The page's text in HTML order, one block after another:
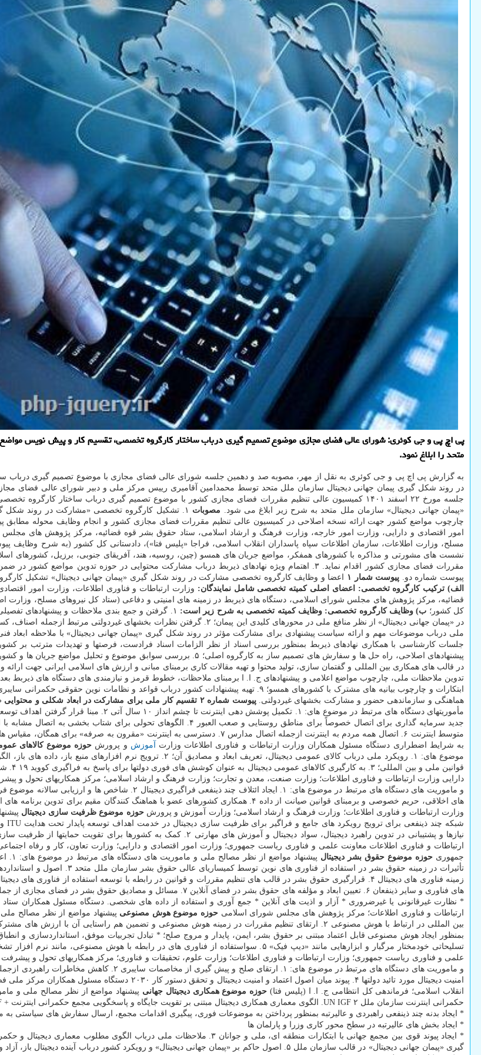
پی اچ پی و جی کوئری: شورای عالی فضای مجازی موضوع تصمیم گیری درباب ساختار کارگروه تخصصی، تقسیم کار و پیش نویس
متحد را ابلاغ نمود.
به گزارش پی اچ پی و جی کوئری به نقل از مهر، مصوبه صد و دهمین جلسه شورای عالی فضای مجازی با موضوع تصمیم گیری درباب
در روند شکل گیری پیمان جهانی دیجیتال سازمان ملل متحد توسط محمدامین آقامیری رییس مرکز ملی و دبیر شورای عالی فضای
جلسه مورخ ۲۲ اسفند ۱۴۰۱ کمیسیون عالی تنظیم مقررات فضای مجازی کشور با موضوع تصمیم گیری درباب
«پیمان جهانی دیجیتال» سازمان ملل متحد به شرح زیر ابلاغ می شود. مصوبات
۱. تشکیل کارگروه تخصصی «مشارکت در روند شکل
چارچوب مواضع کشور جهت ارائه نسخه اصلاحی در کمیسیون عالی تنظیم مقررات فضای مجازی کشور و انجام وظایف محوله
امور اقتصادی و دارایی، وزارت امور خارجه، وزارت فرهنگ و ارشاد اسلامی، ستاد حقوق بشر قوه قضائیه، مرکز پژوهش های
مقررات فضای مجازی کشور اقدام نماید. ۳. اهتمام ویژه نهادهای ذیربط درباب مشارکت محتوایی در حوزه
پیوست شماره دو. پیوست شمار ۱
اعضا و وظایف کارگروه تخصصی مشارکت در روند شکل گیری «پیمان جهانی دیجیتال» تشکیل
الف) ترکیب کارگروه تخصصی: اعضای اصلی کمیته تخصصی شامل نمایندگان: وزارت ارتباطات و فناوری اطلاعات، وزارت امور
قضائیه، مرکز پژوهش های مجلس شورای اسلامی، دستگاه های ذیربط در زمینه های امنیتی و دفاعی (ستاد کل نیروهای مسلح، وزارت
کل کشور؛ ب) وظایف کارگروه تخصصی: وظایف کمیته تخصصی به شرح زیر است:
۱. گرفتن و جمع بندی ملاحظات و پیشنهادهای
جلسات کارشناسی با همکاری نهادهای ذیربط بمنظور بررسی اسناد از نظر الزامات اسناد فرادست، فرصتها و تهدیدات مترتب بر
هماهنگی و سازماندهی حضور و مشارکت بخشهای غیردولتی.پیوست شماره ۲ تقسیم کار ملی برای مشارکت در ابعاد شکلی و محتوایی
به شرایط اضطراری دستگاه مسئول همکاران وزارت ارتباطات و فناوری اطلاعات وزارت
آموزش و پرورش حوزه موضوع کالاهای
موضوع های: ۱. رویکرد ملی درباب کالای عمومی دیجیتال، تعریف ابعاد و
دارایی وزارت ارتباطات و فناوری اطلاعات؛ وزارت صنعت، معدن و تجارت؛ وزارت فرهنگ و ارشاد اسلامی؛ مرکز همکاریهای تحول و
های اخلاقی، حریم خصوصی و برمبنای قوانین صیانت از داده ۴. همکاری کشورهای عضو با هماهنگ
وزارت ارتباطات و فناوری اطلاعات؛ وزارت فرهنگ و ارشاد اسلامی؛ وزارت آموزش و پرورشحوزه موضوع ظرفیت سازی دیجیتال
نیازها و پشتیبانی در تدوین راهبرد دیجیتال، سواد دیجیتال و آموزش های مهارتی
ارتباطات و فناوری اطلاعات معاونت علمی و فناوری ریاست جمهوری؛ وزارت امور اقتصادی و دارایی؛ وزارت تعاون، کار و رفاه
جمهوری حوزه موضوع حقوق بشر دیجیتال
تأثیرات در زمینه حقوق بشر در استفاده از فناوری های نوین توسط کمیساریای عالی حقوق بشر سازمان ملل متحد ۳. اصول و استانداردهای حقوق بشر در تعیین
های فناوری و سایر ذینفعان ۶. تعیین ابعاد و مؤلفه های حقوق بشر در فضای
* نظارت غیرقانونی یا غیرضروری * آزار و اذیت های آنلاین * جمع آوری و استفاده از داده های شخصی. دستگاه مسئول همکاران
ارتباطات و فناوری اطلاعات؛ مرکز پژوهش های مجلس شورای اسلامیحوزه موضوع هوش مصنوعی
تسلیحاتی خودمختار مرگبار و ابزارهایی مانند «دیپ فیک» ۵. سواستفاده از فناوری های در رابطه
علمی و فناوری ریاست جمهوری؛ وزارت ارتباطات و فناوری اطلاعات؛ وزارت علوم، تحقیقات و فناوری؛ مرکز همکاریهای تحول و
امنیت دیجیتال مورد تائید دولتها ۴. پیوند میان اصول اعتماد و
انقلاب اسلامی؛ فرماندهی کل انتظامی ج. ا. ا (پلیس فتا) حوزه موضوع همکاری دیجیتال جهانی
حکمرانی اینترنت سازمان ملل UN IGF ۲. الگوی معماری همکاری دیجیتال مبتنی بر تقویت جایگاه و پاسخگویی مجمع حکمرانی اینترنت + IGF به صورت:
* ایجاد بدنه چند ذینفعی راهبردی و عالیرتبه بمنظور پرداختن به موضوعات فوری، پیگیری اقدامات مجمع، ارسال سفارش های سیاستی
* ایجاد بخش های عالیرتبه در سطح محور کاری وزرا و پارلمان ها
گیری «پیمان جهانی دیجیتال» در قالب سازمان ملل ۵. اصول حاکم بر «پیمان جهانی دیجیتال» و رویکرد کشور